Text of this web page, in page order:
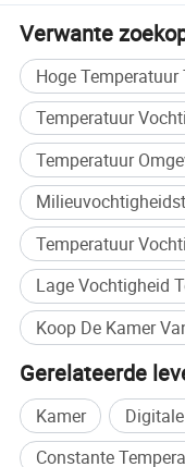
Verwante
Hoge Temperatuur
Temperatuur
Temperatuur
Temperatuur
Lage Vochtigheid
Gerelateerde
Kamer
Constante